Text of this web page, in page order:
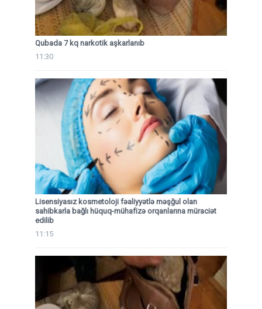
Qubada 7 kq narkotik aşkarlanıb
11:30
Lisensiyasız kosmetoloji fəaliyyətlə məşğul olan
sahibkarla bağlı hüquq-mühafizə orqanlarına müraciət
edilib
11:15